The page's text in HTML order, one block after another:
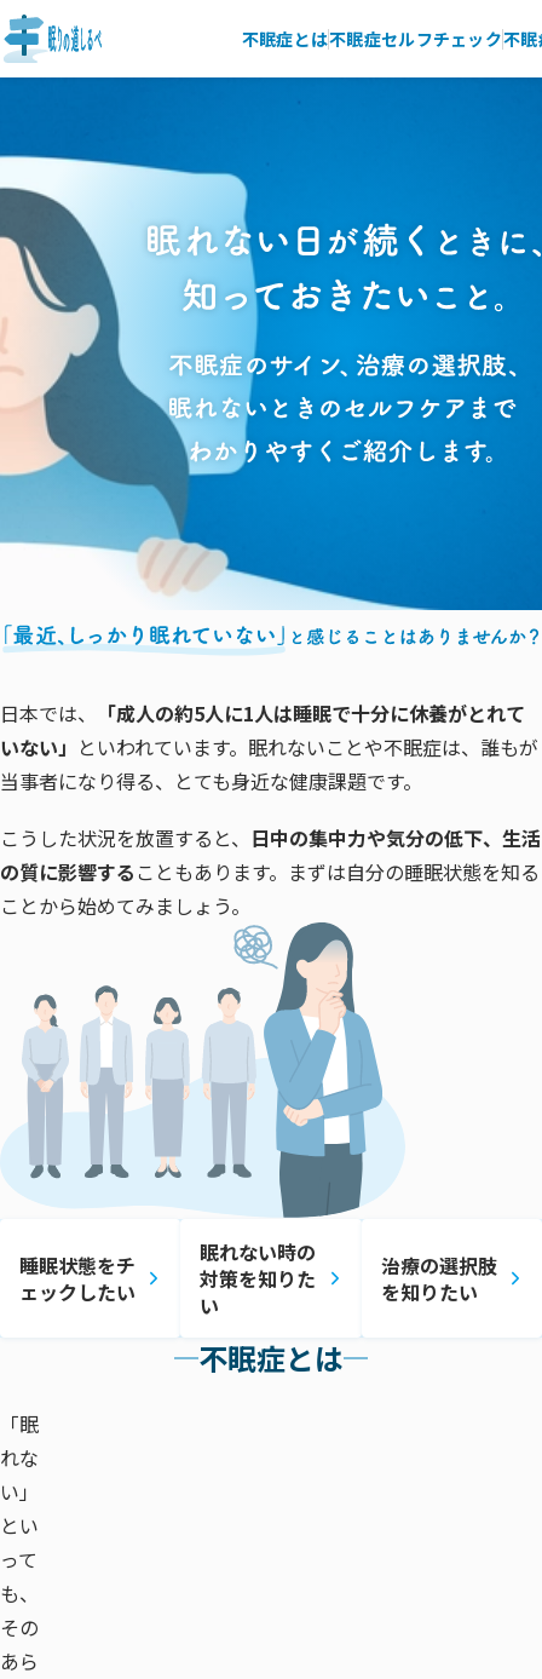
不眠症とは不眠症セルフチェック不
眠れない日が続くときに、知
不眠症のサイン、治療の選択肢、眠れない
日本では、
「成人の約5人に1人は睡眠で十分に休養がとれて
いない」 といわれています。眠れないことや不眠症は、誰もが
当事者になり得る、とても身近な健康課題です。
こうした状況を放置すると、 日中の集中力や気分の低下、生活
の質に影響する こともあります。まずは自分の睡眠状態を知る
ことから始めてみましょう。
睡眠状態をチ
ェックしたい
眠れない時の
対策を知りた
い
治療の選択肢
を知りたい
不眠症とは
「眠
れな
い」
とい
って
も、
その
あら